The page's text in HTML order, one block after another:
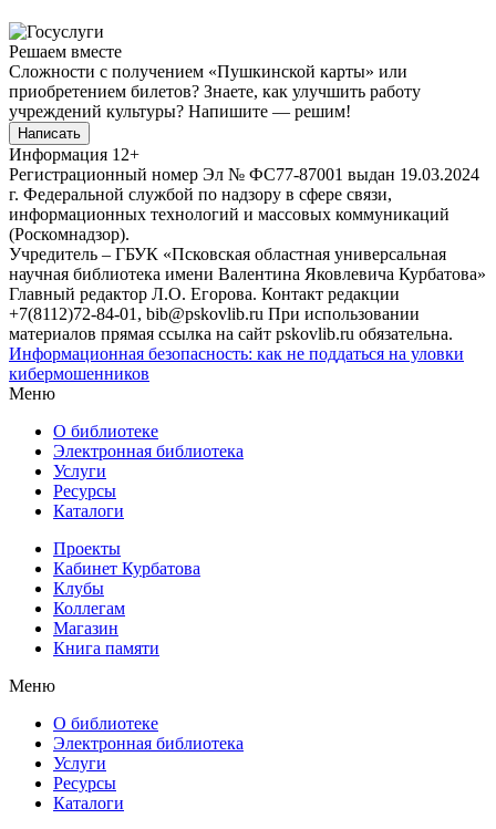
Решаем вместе
Сложности с получением «Пушкинской карты» или
приобретением билетов? Знаете, как улучшить работу
учреждений культуры? Напишите — решим!
Написать
Информация 12+
Регистрационный номер Эл № ФС77-87001 выдан 19.03.2024
г. Федеральной службой по надзору в сфере связи,
информационных технологий и массовых коммуникаций
(Роскомнадзор).
Учредитель – ГБУК «Псковская областная универсальная
научная библиотека имени Валентина Яковлевича Курбатова»
Главный редактор Л.О. Егорова. Контакт редакции
+7(8112)72-84-01, bib@pskovlib.ru При использовании
материалов прямая ссылка на сайт pskovlib.ru обязательна.
Информационная безопасность: как не поддаться на уловки
кибермошенников
Меню
О библиотеке
Электронная библиотека
Услуги
Ресурсы
Каталоги
Проекты
Кабинет Курбатова
Клубы
Коллегам
Магазин
Книга памяти
Меню
О библиотеке
Электронная библиотека
Услуги
Ресурсы
Каталоги